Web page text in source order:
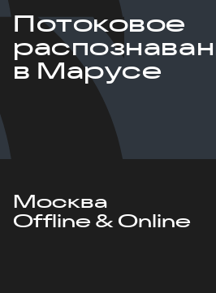
Потоковое
в Марусе
Москва
Offline & Online